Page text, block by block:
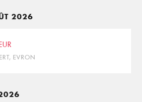
2026
EVRON